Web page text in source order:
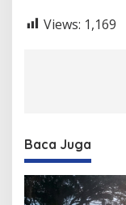
Views: 1,169
Baca Juga